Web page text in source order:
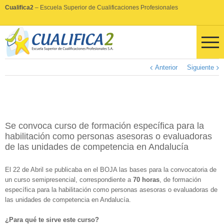
Cualifica2 – Escuela Superior de Cualificaciones Profesionales
Anterior Siguiente
Se convoca curso de formación específica para la
habilitación como personas asesoras o evaluadoras
de las unidades de competencia en Andalucía
El 22 de Abril se publicaba en el BOJA las bases para la convocatoria de
un curso semipresencial, correspondiente a70 horas, de formación
específica para la habilitación como personas asesoras o evaluadoras de
las unidades de competencia en Andalucía.
¿Para qué te sirve este curso?